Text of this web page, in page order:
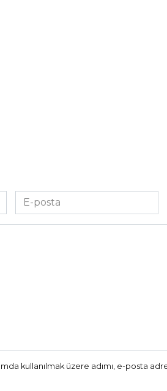
E-
posta
*
kullanılmak üzere adımı, e-posta